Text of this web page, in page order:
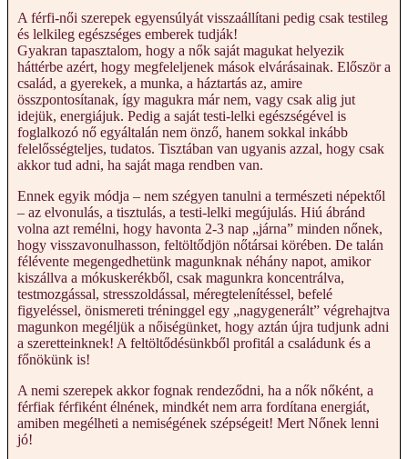
A férfi-női szerepek egyensúlyát visszaállítani pedig csak testileg
és lelkileg egészséges emberek tudják!
Gyakran tapasztalom, hogy a nők saját magukat helyezik
háttérbe azért, hogy megfeleljenek mások elvárásainak. Először a
család, a gyerekek, a munka, a háztartás az, amire
összpontosítanak, így magukra már nem, vagy csak alig jut
idejük, energiájuk. Pedig a saját testi-lelki egészségével is
foglalkozó nő egyáltalán nem önző, hanem sokkal inkább
felelősségteljes, tudatos. Tisztában van ugyanis azzal, hogy csak
akkor tud adni, ha saját maga rendben van.
Ennek egyik módja – nem szégyen tanulni a természeti népektől
– az elvonulás, a tisztulás, a testi-lelki megújulás. Hiú ábránd
volna azt remélni, hogy havonta 2-3 nap „járna” minden nőnek,
hogy visszavonulhasson, feltöltődjön nőtársai körében. De talán
félévente megengedhetünk magunknak néhány napot, amikor
kiszállva a mókuskerékből, csak magunkra koncentrálva,
testmozgással, stresszoldással, méregtelenítéssel, befelé
figyeléssel, önismereti tréninggel egy „nagygenerált” végrehajtva
magunkon megéljük a nőiségünket, hogy aztán újra tudjunk adni
a szeretteinknek! A feltöltődésünkből profitál a családunk és a
főnökünk is!
A nemi szerepek akkor fognak rendeződni, ha a nők nőként, a
férfiak férfiként élnének, mindkét nem arra fordítana energiát,
amiben megélheti a nemiségének szépségeit! Mert Nőnek lenni
jó!